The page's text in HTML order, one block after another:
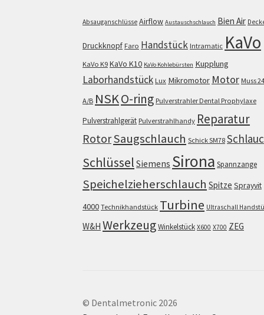
Absauganschlüsse Airflow Austauschschlauch Bien Air
Druckknopf Faro Handstück Intramatic KaVo
KaVo K9 KaVo K10 KaVo Kohlebürsten Kupplung
Laborhandstück Lux Mikromotor Motor Muss
A/B NSKO-ring Pulverstrahler Dental Prophylaxe
Pulverstrahlgerät Pulverstrahlhandy Reparatur
RotorSaugschlauch Schick SM78
Schlüssel Siemens Sirona Spannzange
Speichelzieherschlauch Spitze Sprayvit
4000 Technikhandstück Turbine Ultraschall
W&H WerkzeugWinkelstück X600 X700 ZEG
© Dentalmetronic 2026